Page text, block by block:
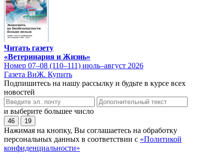
Читать газету
«Ветеринария и Жизнь»
Номер 07–08 (110–111) июль–август 2026
Газета ВиЖ. Купить
Подпишитесь на нашу рассылку и будьте в курсе всех
новостей
и выберите большее число
46 19
Нажимая на кнопку, Вы соглашаетесь на обработку
персональных данных в соответствии с «Политикой
конфиденциальности»